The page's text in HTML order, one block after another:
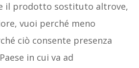
il prodotto sostituto altrove,
vuoi perché meno
ciò consente presenza
in cui va ad